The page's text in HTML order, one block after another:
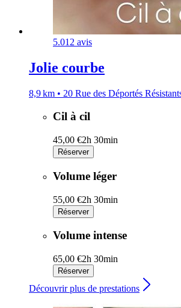
5.012 avis
Jolie courbe
8,9 km • 20 Rue des Déportés
Cil à cil
45,00 €2h 30min
Réserver
Volume léger
55,00 €2h 30min
Réserver
Volume intense
65,00 €2h 30min
Réserver
Découvrir plus de prestations